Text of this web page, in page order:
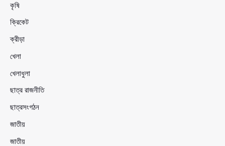
কৃষি
ক্রিকেট
ক্রীড়া
খেলা
খেলাধুলা
ছাত্র রাজনীতি
ছাত্রসংগঠন
জাতীয়
জাতীয়